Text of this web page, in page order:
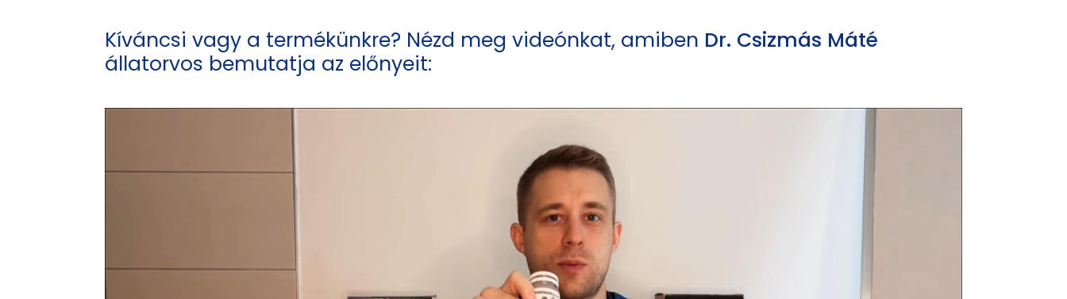
Kíváncsi vagy a termékünkre? Nézd meg videónkat, amiben Dr. Csizmás Máté
állatorvos bemutatja az előnyeit: